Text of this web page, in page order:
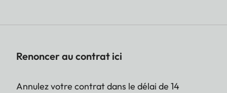
Renoncer au contrat ici
Annulez votre contrat dans le délai de 14